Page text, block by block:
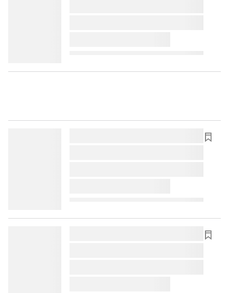
lorem ipsum dolor sit amet ...
lorem ipsum dolor sit amet ...